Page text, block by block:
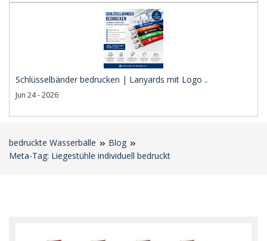
Schlüsselbänder bedrucken | Lanyards mit Logo ..
Jun 24 - 2026
bedruckte Wasserbälle
Blog
Meta-Tag: Liegestühle individuell bedruckt